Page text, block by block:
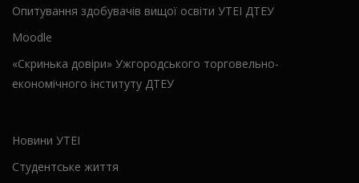
Опитування здобувачів вищої освіти УТЕІ ДТЕУ
Moodle
«Скринька довіри» Ужгородського торговельно-
економічного інституту ДТЕУ
Новини УТЕІ
Студентське життя